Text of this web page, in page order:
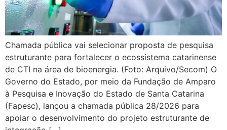
Chamada pública vai selecionar proposta de pesquisa
estruturante para fortalecer o ecossistema catarinense
de CTI na área de bioenergia. (Foto: Arquivo/Secom) O
Governo do Estado, por meio da Fundação de Amparo
à Pesquisa e Inovação do Estado de Santa Catarina
(Fapesc), lançou a chamada pública 28/2026 para
apoiar o desenvolvimento do projeto estruturante de